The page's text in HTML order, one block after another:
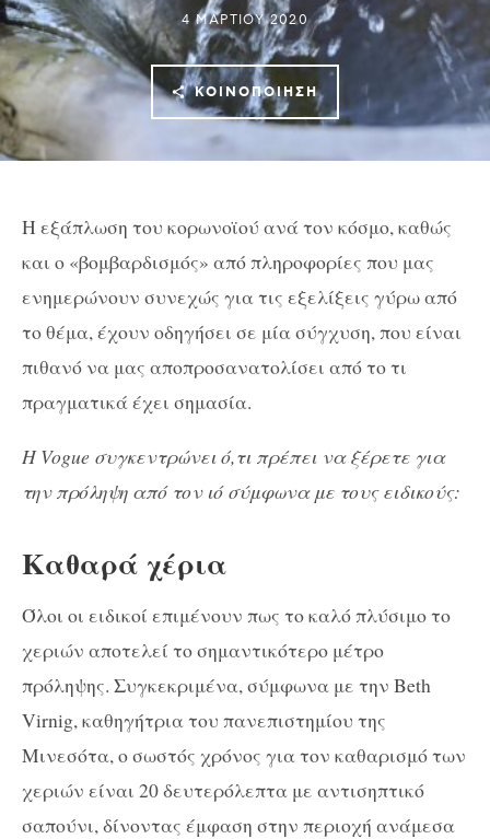
4 ΜΑΡΤΊΟΥ 2020
ΚΟΙΝΟΠΟΊΗΣΗ
Η εξάπλωση του κορωνοϊού ανά τον κόσμο, καθώς
και ο «βομβαρδισμός» από πληροφορίες που μας
ενημερώνουν συνεχώς για τις εξελίξεις γύρω από
το θέμα, έχουν οδηγήσει σε μία σύγχυση, που είναι
πιθανό να μας αποπροσανατολίσει από το τι
πραγματικά έχει σημασία.
Η Vogue συγκεντρώνει ό,τι πρέπει να ξέρετε για
την πρόληψη από τον ιό σύμφωνα με τους ειδικούς:
Καθαρά χέρια
Όλοι οι ειδικοί επιμένουν πως το καλό πλύσιμο το
χεριών αποτελεί το σημαντικότερο μέτρο
πρόληψης. Συγκεκριμένα, σύμφωνα με την Beth
Virnig, καθηγήτρια του πανεπιστημίου της
Μινεσότα, ο σωστός χρόνος για τον καθαρισμό των
χεριών είναι 20 δευτερόλεπτα με αντισηπτικό
σαπούνι, δίνοντας έμφαση στην περιοχή ανάμεσα